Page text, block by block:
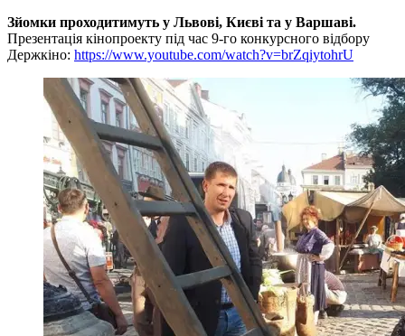
Зйомки проходитимуть у Львові, Києві та у Варшаві.
Презентація кінопроекту під час 9-го конкурсного відбору
Держкіно: https://www.youtube.com/watch?v=brZqiytohrU